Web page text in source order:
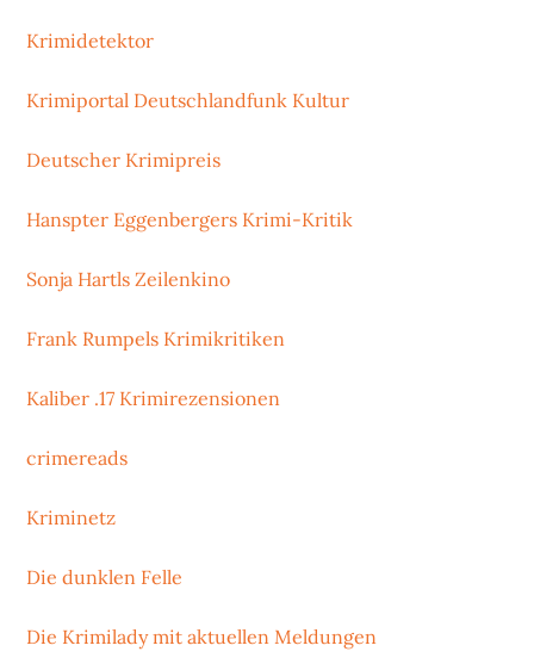
Krimidetektor
Krimiportal Deutschlandfunk Kultur
Deutscher Krimipreis
Hanspter Eggenbergers Krimi-Kritik
Sonja Hartls Zeilenkino
Frank Rumpels Krimikritiken
Kaliber .17 Krimirezensionen
crimereads
Kriminetz
Die dunklen Felle
Die Krimilady mit aktuellen Meldungen